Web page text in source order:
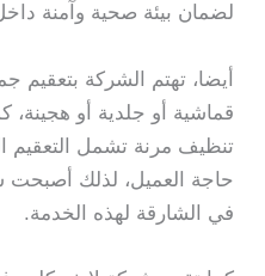
لضمان بيئة صحية وآمنة
أيضا، تهتم الشركة بتعقيم
قماشية أو جلدية أو
تنظيف مرنة تشمل
حاجة العميل، لذلك أصبحت
في الشارقة لهذه الخدمة.